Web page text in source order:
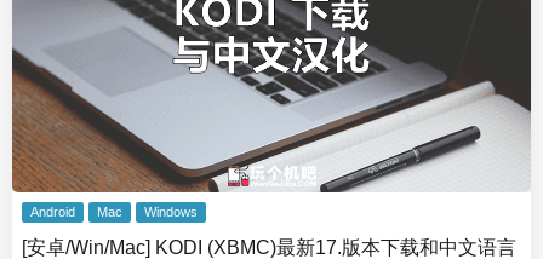
Android Mac Windows
[安卓/Win/Mac] KODI (XBMC)最新17.版本下载和中文语言